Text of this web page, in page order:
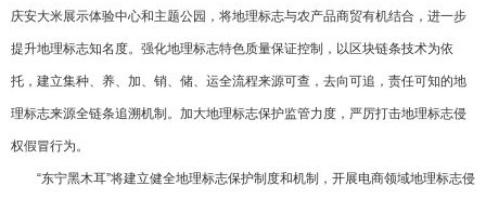
庆安大米展示体验中心和主题公园，将地理标志与农产品商贸有机结合，进一步
提升地理标志知名度。强化地理标志特色质量保证控制，以区块链条技术为依
托，建立集种、养、加、销、储、运全流程来源可查，去向可追，责任可知的地
理标志来源全链条追溯机制。加大地理标志保护监管力度，严厉打击地理标志侵
权假冒行为。
“东宁黑木耳”将建立健全地理标志保护制度和机制，开展电商领域地理标志侵